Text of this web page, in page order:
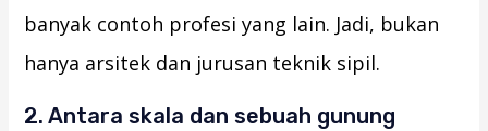
banyak contoh profesi yang lain. Jadi, bukan
hanya arsitek dan jurusan teknik sipil.
2. Antara skala dan sebuah gunung